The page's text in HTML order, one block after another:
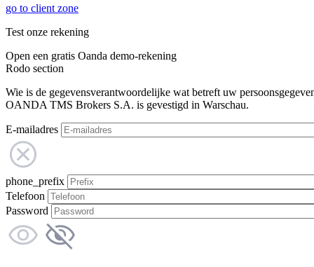
go to client zone
Test onze rekening
Open een gratis Oanda demo-rekening
Rodo section
Wie is de gegevensverantwoordelijke wat betreft uw
OANDA TMS Brokers S.A. is gevestigd in Warschau.
E-mailadres
phone_prefix
Telefoon
Password